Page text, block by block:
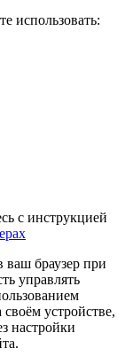
использовать:
с инструкцией
ваш браузер при
управлять
устройстве,
настройки